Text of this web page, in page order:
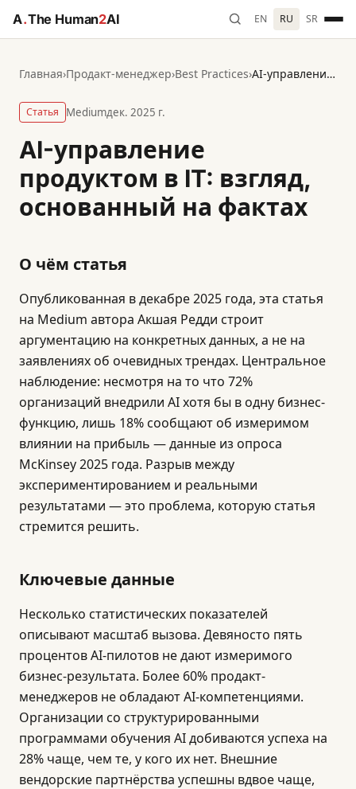
A.The Human2AI EN RU SR
Главная›Продакт-менеджер›Best Practices› AI-управление продуктом в IT: взгляд, основанный на фактах
Статья Mediumдек. 2025 г.
AI-управление
продуктом в IT: взгляд,
основанный на фактах
О чём статья
Опубликованная в декабре 2025 года, эта статья
на Medium автора Акшая Редди строит
аргументацию на конкретных данных, а не на
заявлениях об очевидных трендах. Центральное
наблюдение: несмотря на то что 72%
организаций внедрили AI хотя бы в одну бизнес-
функцию, лишь 18% сообщают об измеримом
влиянии на прибыль — данные из опроса
McKinsey 2025 года. Разрыв между
экспериментированием и реальными
результатами — это проблема, которую статья
стремится решить.
Ключевые данные
Несколько статистических показателей
описывают масштаб вызова. Девяносто пять
процентов AI-пилотов не дают измеримого
бизнес-результата. Более 60% продакт-
менеджеров не обладают AI-компетенциями.
Организации со структурированными
программами обучения AI добиваются успеха на
28% чаще, чем те, у кого их нет. Внешние
вендорские партнёрства успешны вдвое чаще,